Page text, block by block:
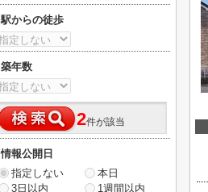
駅からの徒歩
築年数
2件が該当
情報公開日
指定しない
本日
3日以内
1週間以内